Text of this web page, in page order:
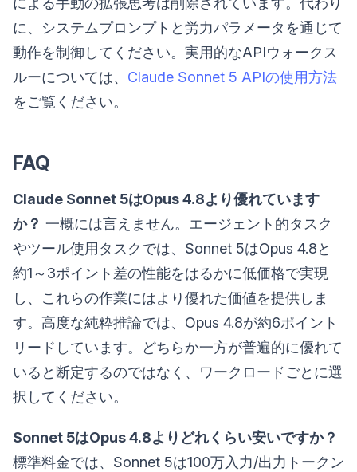
に、システムプロンプトと労力パラメータを通じて
動作を制御してください。実用的なAPIウォークス
ルーについては、 Claude Sonnet 5 APIの使用方法
をご覧ください。
FAQ
Claude Sonnet 5はOpus 4.8より優れています
か？ 一概には言えません。エージェント的タスク
やツール使用タスクでは、Sonnet 5はOpus 4.8と
約1～3ポイント差の性能をはるかに低価格で実現
し、これらの作業にはより優れた価値を提供しま
す。高度な純粋推論では、Opus 4.8が約6ポイント
リードしています。どちらか一方が普遍的に優れて
いると断定するのではなく、ワークロードごとに選
択してください。
Sonnet 5はOpus 4.8よりどれくらい安いですか？
標準料金では、Sonnet 5は100万入力/出力トークン